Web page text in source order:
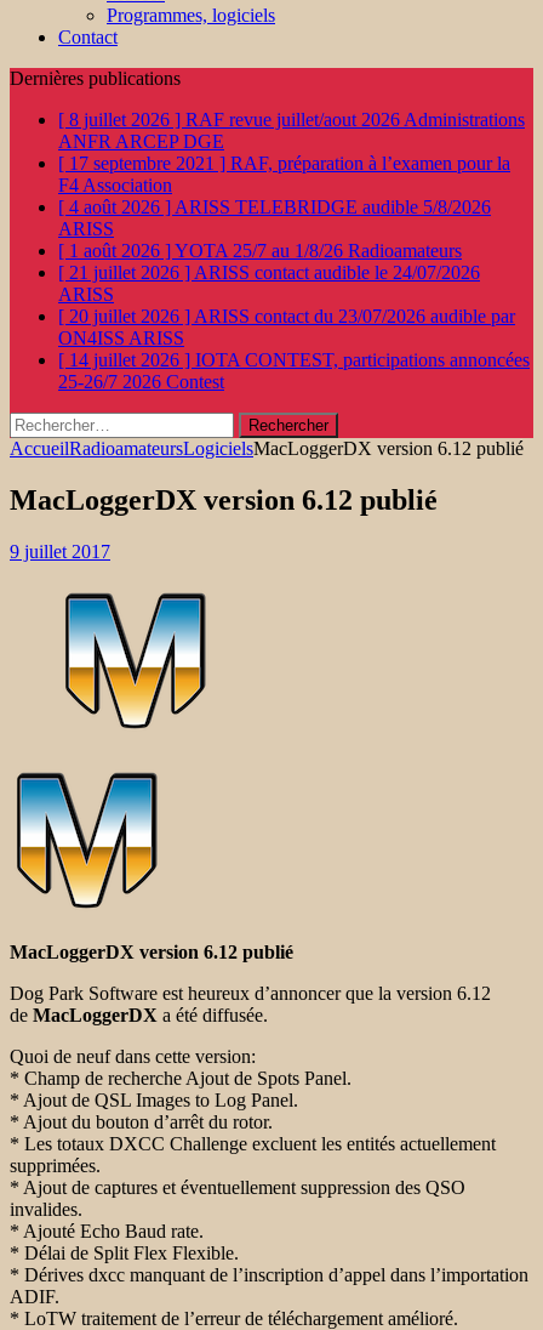
Programmes, logiciels
Contact
Dernières publications
[ 8 juillet 2026 ] RAF revue juillet/aout 2026 Administrations
ANFR ARCEP DGE
[ 17 septembre 2021 ] RAF, préparation à l’examen pour la
F4 Association
[ 4 août 2026 ] ARISS TELEBRIDGE audible 5/8/2026
ARISS
[ 1 août 2026 ]YOTA 25/7 au 1/8/26 Radioamateurs
[ 21 juillet 2026 ] ARISS contact audible le 24/07/2026
ARISS
[ 20 juillet 2026 ] ARISS contact du 23/07/2026 audible par
ON4ISS ARISS
[ 14 juillet 2026 ] IOTA CONTEST, participations annoncées
25-26/7 2026 Contest
Rechercher :
AccueilRadioamateursLogicielsMacLoggerDX version 6.12 publié
MacLoggerDX version 6.12 publié
9 juillet 2017
MacLoggerDX version 6.12 publié
Dog Park Software est heureux d’annoncer que la version 6.12
de MacLoggerDX a été diffusée.
Quoi de neuf dans cette version:
* Champ de recherche Ajout de Spots Panel.
* Ajout de QSL Images to Log Panel.
* Ajout du bouton d’arrêt du rotor.
* Les totaux DXCC Challenge excluent les entités actuellement
supprimées.
* Ajout de captures et éventuellement suppression des QSO
invalides.
* Ajouté Echo Baud rate.
* Délai de Split Flex Flexible.
* Dérives dxcc manquant de l’inscription d’appel dans l’importation
ADIF.
* LoTW traitement de l’erreur de téléchargement amélioré.